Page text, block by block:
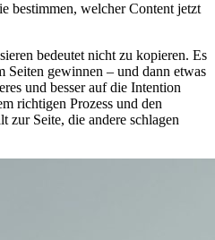
bestimmen, welcher Content jetzt
bedeutet nicht zu kopieren. Es
Seiten gewinnen – und dann etwas
und besser auf die Intention
richtigen Prozess und den
Seite, die andere schlagen